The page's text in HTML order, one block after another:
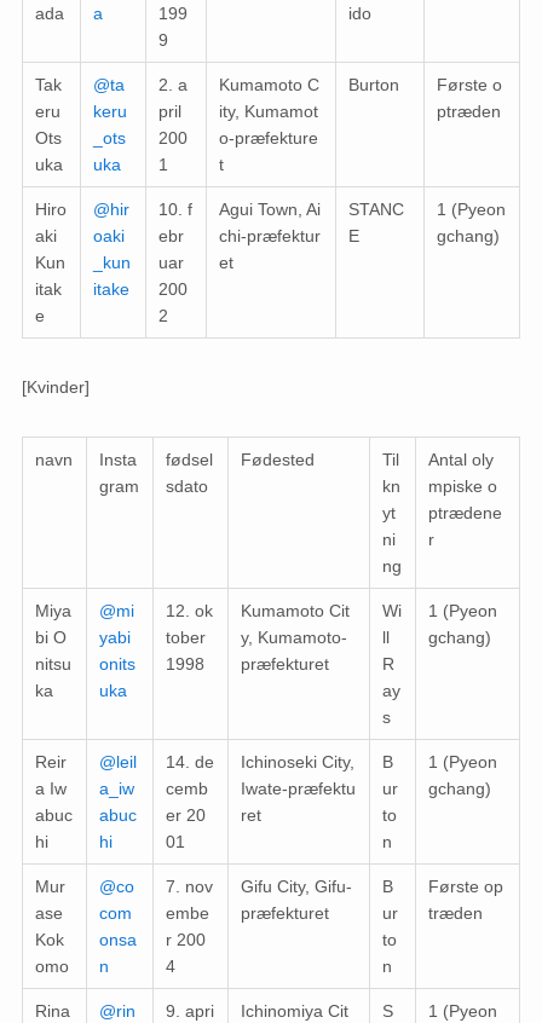
ada
a
199
9
ido
Tak
eru
Ots
uka
@ta
keru
_ots
uka
2. a
pril
200
1
Kumamoto C
ity, Kumamot
o-præfekture
t
Burton
Første o
ptræden
Hiro
aki
Kun
itak
e
@hir
oaki
_kun
itake
10. f
ebr
uar
200
2
Agui Town, Ai
chi-præfektur
et
STANC
E
1 (Pyeon
gchang)
[Kvinder]
navn
Insta
gram
fødsel
sdato
Fødested
Til
kn
yt
ni
ng
Antal oly
mpiske o
ptrædene
r
Miya
bi O
nitsu
ka
@mi
yabi
onits
uka
12. ok
tober
1998
Kumamoto Cit
y, Kumamoto-
præfekturet
Wi
ll
R
ay
s
1 (Pyeon
gchang)
Reir
a Iw
abuc
hi
@leil
a_iw
abuc
hi
14. de
cemb
er 20
01
Ichinoseki City,
Iwate-præfektu
ret
B
ur
to
n
1 (Pyeon
gchang)
Mur
ase
Kok
omo
@co
com
onsa
n
7. nov
embe
r 200
4
Gifu City, Gifu-
præfekturet
B
ur
to
n
Første op
træden
Rina
@rin
9. apri
Ichinomiya Cit
S
1 (Pyeon